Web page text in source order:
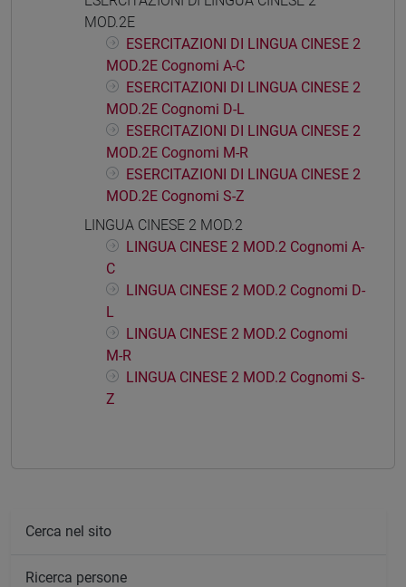
MOD.2E
ESERCITAZIONI DI LINGUA CINESE 2
MOD.2E Cognomi A-C
ESERCITAZIONI DI LINGUA CINESE 2
MOD.2E Cognomi D-L
ESERCITAZIONI DI LINGUA CINESE 2
MOD.2E Cognomi M-R
ESERCITAZIONI DI LINGUA CINESE 2
MOD.2E Cognomi S-Z
LINGUA CINESE 2 MOD.2
LINGUA CINESE 2 MOD.2 Cognomi A-
C
LINGUA CINESE 2 MOD.2 Cognomi D-
L
LINGUA CINESE 2 MOD.2 Cognomi
M-R
LINGUA CINESE 2 MOD.2 Cognomi S-
Z
Cerca nel sito
Ricerca persone